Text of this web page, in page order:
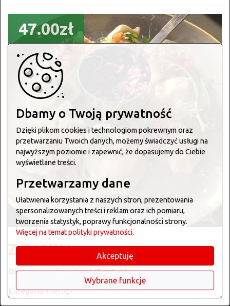
47.00zł
Z GĘSINĄ
Okraszone skwarkami (7 sztuk)
Kategoria:Pierogi
Dbamy o Twoją prywatność
Dzięki plikom cookies i technologiom pokrewnym oraz
przetwarzaniu Twoich danych, możemy świadczyć usługi na
najwyższym poziomie i zapewnić, że dopasujemy do Ciebie
wyświetlane treści.
Przetwarzamy dane
Ułatwienia korzystania z naszych stron, prezentowania
spersonalizowanych treści i reklam oraz ich pomiaru,
tworzenia statystyk, poprawy funkcjonalności strony.
Więcej na temat polityki prywatności.
Akceptuję
Wybrane funkcje